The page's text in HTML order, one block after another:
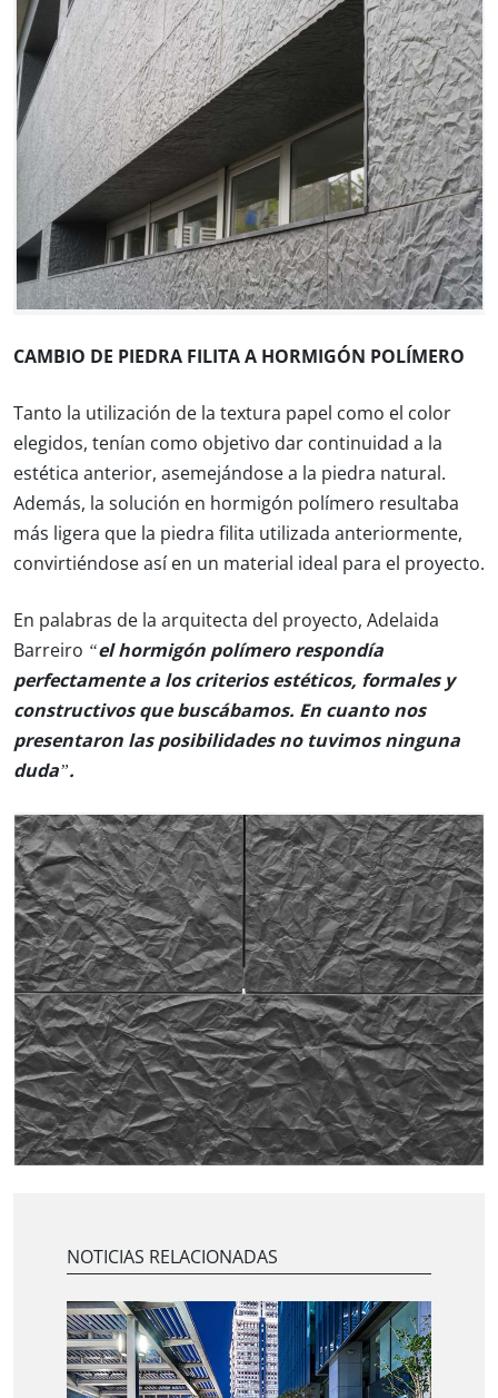
CAMBIO DE PIEDRA FILITA A HORMIGÓN POLÍMERO
Tanto la utilización de la textura papel como el color
elegidos, tenían como objetivo dar continuidad a la
estética anterior, asemejándose a la piedra natural.
Además, la solución en hormigón polímero resultaba
más ligera que la piedra filita utilizada anteriormente,
convirtiéndose así en un material ideal para el proyecto.
En palabras de la arquitecta del proyecto, Adelaida
Barreiro “el hormigón polímero respondía
perfectamente a los criterios estéticos, formales y
constructivos que buscábamos. En cuanto nos
presentaron las posibilidades no tuvimos ninguna
duda”.
NOTICIAS RELACIONADAS